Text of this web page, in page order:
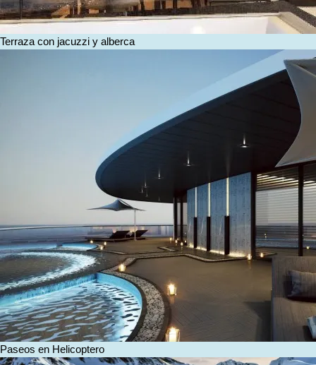
Terraza con jacuzzi y alberca
Paseos en Helicoptero